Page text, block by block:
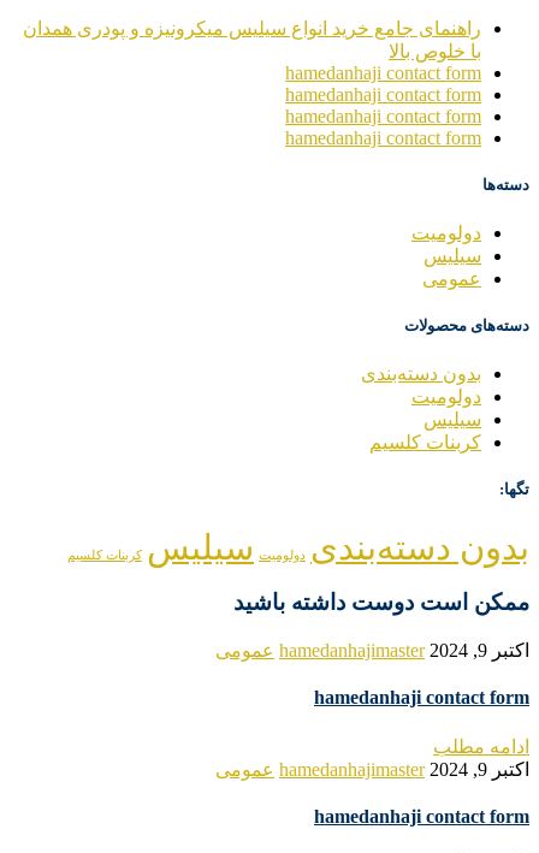
راهنمای جامع خرید انواع سیلیس میکرونیزه و پودری همدان
با خلوص بالا
hamedanhaji contact form
hamedanhaji contact form
hamedanhaji contact form
hamedanhaji contact form
دسته‌ها
دولومیت
سیلیس
عمومی
دسته‌های محصولات
بدون دسته‌بندی
دولومیت
سیلیس
کربنات کلسیم
تگها:
بدون دسته‌بندی دولومیت سیلیس کربنات کلسیم
ممکن است دوست داشته باشید
اکتبر 9, 2024 hamedanhajimaster عمومی
hamedanhaji contact form
ادامه مطلب
اکتبر 9, 2024
hamedanhajimaster عمومی
hamedanhaji contact form